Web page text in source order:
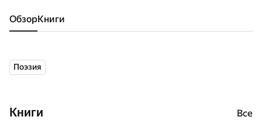
Обзор книги
Поэзия
Книги Все